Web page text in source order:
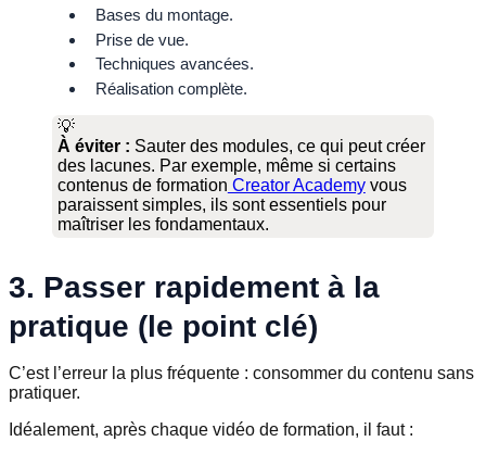
Bases du montage.
Prise de vue.
Techniques avancées.
Réalisation complète.
💡
À éviter : Sauter des modules, ce qui peut créer
des lacunes. Par exemple, même si certains
contenus de formation Creator Academyvous
paraissent simples, ils sont essentiels pour
maîtriser les fondamentaux.
3. Passer rapidement à la
pratique (le point clé)
C’est l’erreur la plus fréquente : consommer du contenu sans
pratiquer.
Idéalement, après chaque vidéo de formation, il faut :